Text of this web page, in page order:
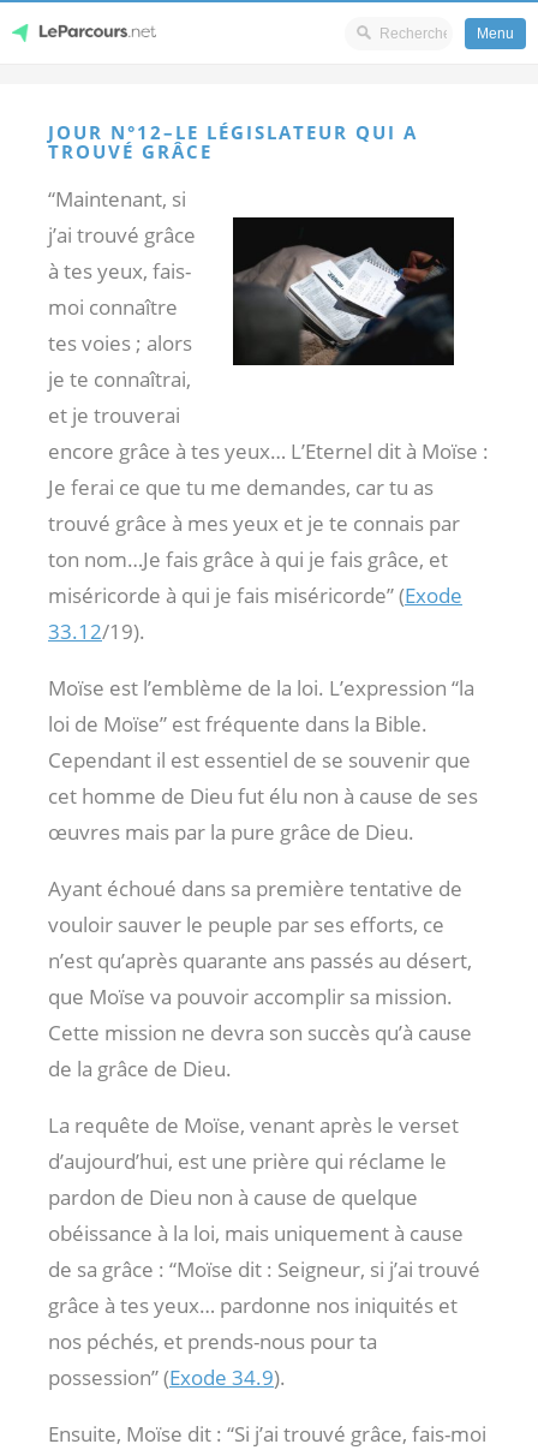
content
Menu
JOUR N°12–LE LÉGISLATEUR QUI A
TROUVÉ GRÂCE
“Maintenant, si
j’ai trouvé grâce
à tes yeux, fais-
moi connaître
tes voies ; alors
je te connaîtrai,
et je trouverai
encore grâce à tes yeux… L’Eternel dit à Moïse :
Je ferai ce que tu me demandes, car tu as
trouvé grâce à mes yeux et je te connais par
ton nom…Je fais grâce à qui je fais grâce, et
miséricorde à qui je fais miséricorde” (Exode
33.12/19).
Moïse est l’emblème de la loi. L’expression “la
loi de Moïse” est fréquente dans la Bible.
Cependant il est essentiel de se souvenir que
cet homme de Dieu fut élu non à cause de ses
œuvres mais par la pure grâce de Dieu.
Ayant échoué dans sa première tentative de
vouloir sauver le peuple par ses efforts, ce
n’est qu’après quarante ans passés au désert,
que Moïse va pouvoir accomplir sa mission.
Cette mission ne devra son succès qu’à cause
de la grâce de Dieu.
La requête de Moïse, venant après le verset
d’aujourd’hui, est une prière qui réclame le
pardon de Dieu non à cause de quelque
obéissance à la loi, mais uniquement à cause
de sa grâce : “Moïse dit : Seigneur, si j’ai trouvé
grâce à tes yeux… pardonne nos iniquités et
nos péchés, et prends-nous pour ta
possession” (Exode 34.9).
Ensuite, Moïse dit : “Si j’ai trouvé grâce, fais-moi